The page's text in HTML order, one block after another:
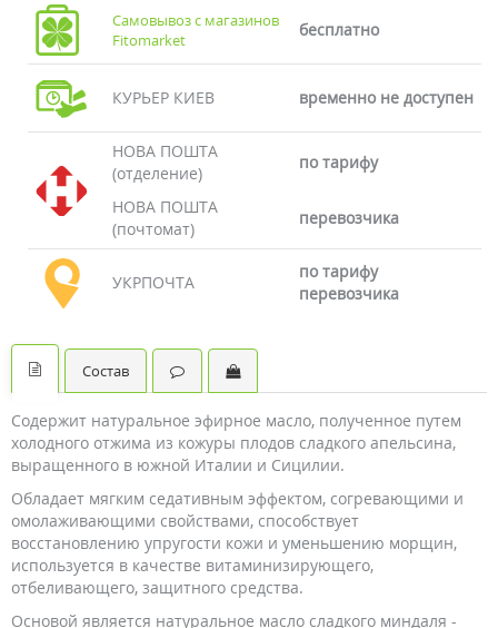
Самовывоз с магазинов
Fitomarket
бесплатно
КУРЬЕР КИЕВ временно не доступен
НОВА ПОШТА
(отделение)
по тарифу
НОВА ПОШТА
(почтомат)
перевозчика
УКРПОЧТА
по тарифу
перевозчика
Состав
Содержит натуральное эфирное масло, полученное путем
холодного отжима из кожуры плодов сладкого апельсина,
выращенного в южной Италии и Сицилии.
Обладает мягким седативным эффектом, согревающими и
омолаживающими свойствами, способствует
восстановлению упругости кожи и уменьшению морщин,
используется в качестве витаминизирующего,
отбеливающего, защитного средства.
Основой является натуральное масло сладкого миндаля -